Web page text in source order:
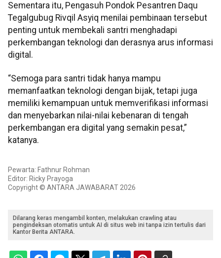
Sementara itu, Pengasuh Pondok Pesantren Daqu
Tegalgubug Rivqil Asyiq menilai pembinaan tersebut
penting untuk membekali santri menghadapi
perkembangan teknologi dan derasnya arus informasi
digital.
“Semoga para santri tidak hanya mampu
memanfaatkan teknologi dengan bijak, tetapi juga
memiliki kemampuan untuk memverifikasi informasi
dan menyebarkan nilai-nilai kebenaran di tengah
perkembangan era digital yang semakin pesat,”
katanya.
Pewarta: Fathnur Rohman
Editor: Ricky Prayoga
Copyright © ANTARA JAWABARAT 2026
Dilarang keras mengambil konten, melakukan crawling atau
pengindeksan otomatis untuk AI di situs web ini tanpa izin tertulis dari
Kantor Berita ANTARA.